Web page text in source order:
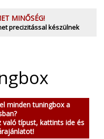
MINŐSÉG!
precizitással készülnek
minden tuningbox a
típust, kattints ide és